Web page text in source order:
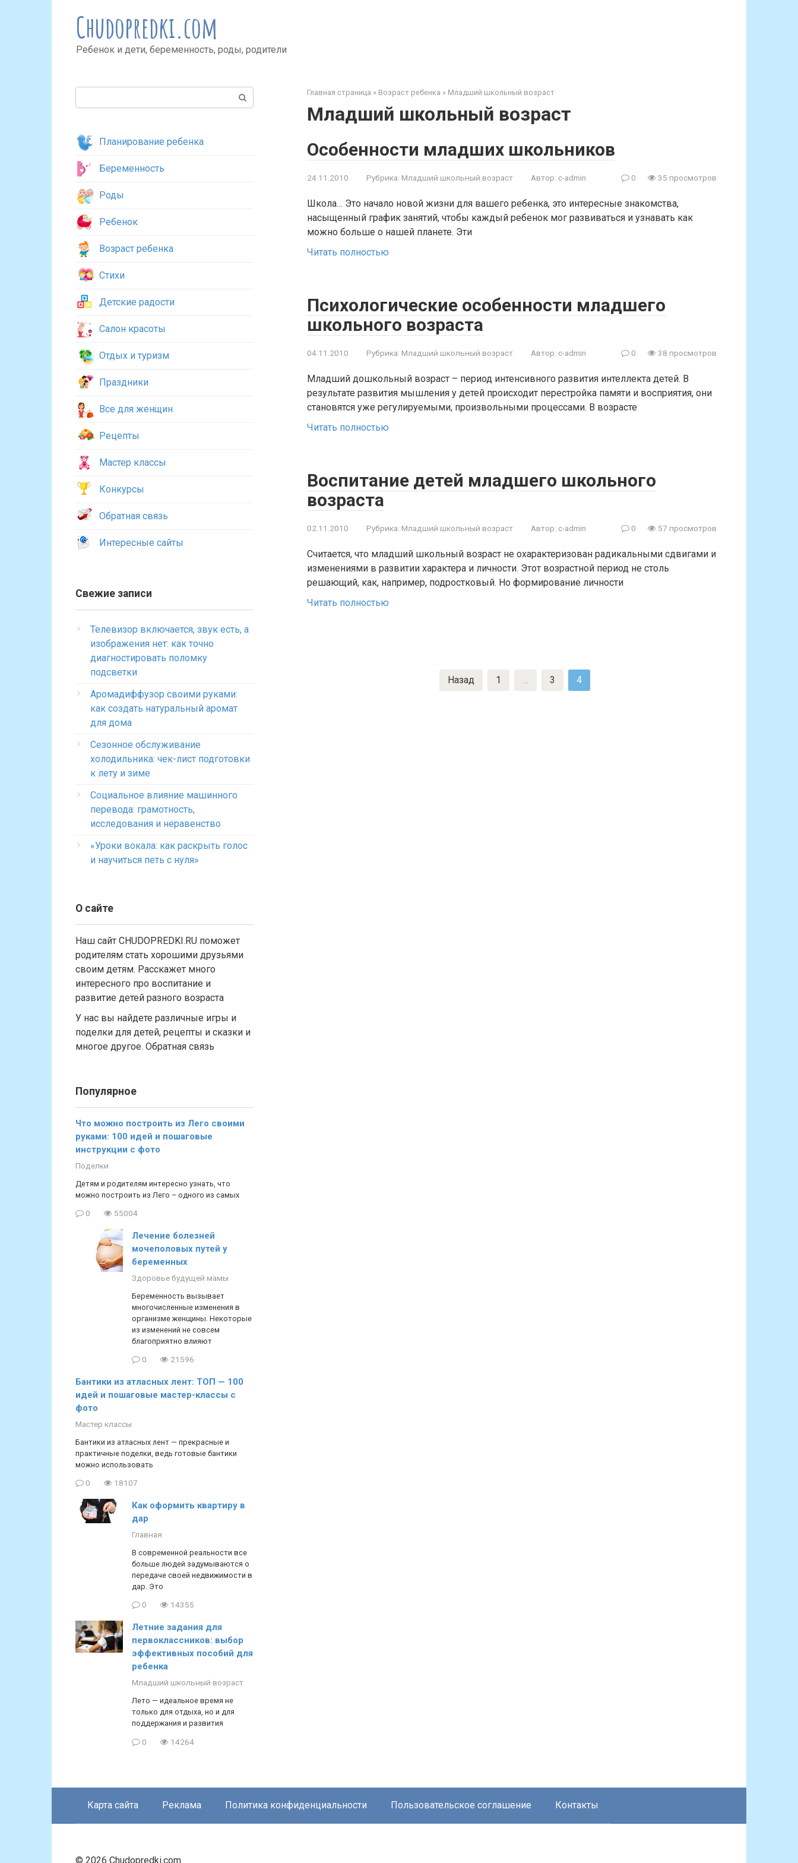
Chudopredki.com
Ребенок и дети, беременность, роды, родители
Главная страница » Возраст ребенка » Младший школьный возраст
Младший школьный возраст
Особенности младших школьников
24.11.2010 Рубрика: Младший школьный возраст Автор: c-admin 0 35 просмотров
Школа… Это начало новой жизни для вашего ребенка, это интересные знакомства,
насыщенный график занятий, чтобы каждый ребенок мог развиваться и узнавать как
можно больше о нашей планете. Эти
Читать полностью
Психологические особенности младшего
школьного возраста
04.11.2010 Рубрика: Младший школьный возраст Автор: c-admin 0 38 просмотров
Младший дошкольный возраст – период интенсивного развития интеллекта детей. В
результате развития мышления у детей происходит перестройка памяти и восприятия, они
становятся уже регулируемыми, произвольными процессами. В возрасте
Читать полностью
Воспитание детей младшего школьного
возраста
02.11.2010 Рубрика: Младший школьный возраст Автор: c-admin 0 57 просмотров
Считается, что младший школьный возраст не охарактеризован радикальными сдвигами и
изменениями в развитии характера и личности. Этот возрастной период не столь
решающий, как, например, подростковый. Но формирование личности
Читать полностью
Назад 1 … 3 4
Планирование ребенка
Беременность
Роды
Ребенок
Возраст ребенка
Стихи
Детские радости
Салон красоты
Отдых и туризм
Праздники
Все для женщин
Рецепты
Мастер классы
Конкурсы
Обратная связь
Интересные сайты
Свежие записи
Телевизор включается, звук есть, а
изображения нет: как точно
диагностировать поломку
подсветки
Аромадиффузор своими руками:
как создать натуральный аромат
для дома
Сезонное обслуживание
холодильника: чек-лист подготовки
к лету и зиме
Социальное влияние машинного
перевода: грамотность,
исследования и неравенство
«Уроки вокала: как раскрыть голос
и научиться петь с нуля»
О сайте
Наш сайт CHUDOPREDKI.RU поможет
родителям стать хорошими друзьями
своим детям. Расскажет много
интересного про воспитание и
развитие детей разного возраста
У нас вы найдете различные игры и
поделки для детей, рецепты и сказки и
многое другое. Обратная связь
Популярное
Что можно построить из Лего своими
руками: 100 идей и пошаговые
инструкции с фото
Поделки
Детям и родителям интересно узнать, что
можно построить из Лего – одного из самых
0 55004
Лечение болезней
мочеполовых путей у
беременных
Здоровье будущей мамы
Беременность вызывает
многочисленные изменения в
организме женщины. Некоторые
из изменений не совсем
благоприятно влияют
0 21596
Бантики из атласных лент: ТОП — 100
идей и пошаговые мастер-классы с
фото
Мастер классы
Бантики из атласных лент — прекрасные и
практичные поделки, ведь готовые бантики
можно использовать
0 18107
Как оформить квартиру в
дар
Главная
В современной реальности все
больше людей задумываются о
передаче своей недвижимости в
дар. Это
0 14355
Летние задания для
первоклассников: выбор
эффективных пособий для
ребенка
Младший школьный возраст
Лето — идеальное время не
только для отдыха, но и для
поддержания и развития
0 14264
Карта сайта Реклама Политика конфиденциальности Пользовательское соглашение Контакты
© 2026 Chudopredki.com